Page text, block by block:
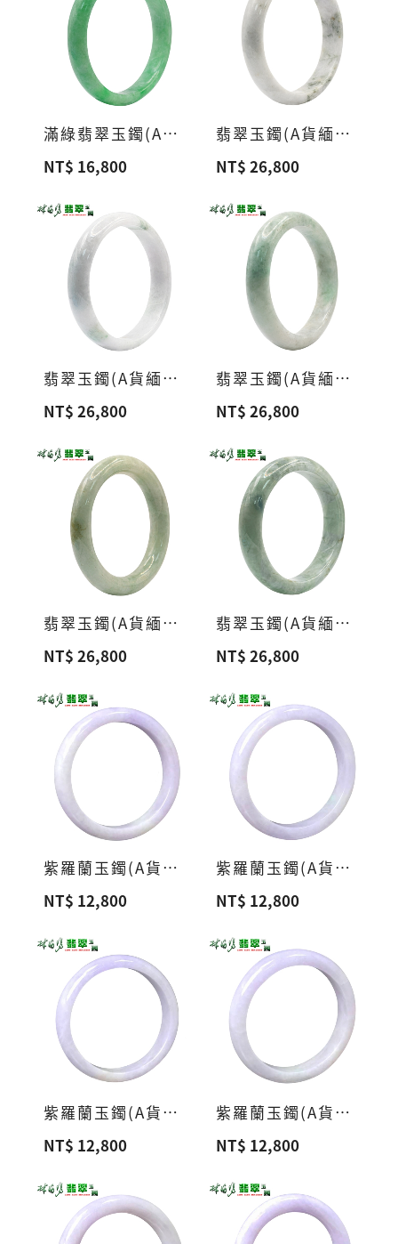
滿綠翡翠玉鐲(A貨緬甸玉)A16
NT$ 16,800
翡翠玉鐲(A貨緬甸玉)A15
NT$ 26,800
翡翠玉鐲(A貨緬甸玉)A14
NT$ 26,800
翡翠玉鐲(A貨緬甸玉)A13
NT$ 26,800
翡翠玉鐲(A貨緬甸玉)A12
NT$ 26,800
翡翠玉鐲(A貨緬甸玉)A11
NT$ 26,800
紫羅蘭玉鐲(A貨緬甸玉)a10
NT$ 12,800
紫羅蘭玉鐲(A貨緬甸玉)a9
NT$ 12,800
紫羅蘭玉鐲(A貨緬甸玉)a8
NT$ 12,800
紫羅蘭玉鐲(A貨緬甸玉)a7
NT$ 12,800